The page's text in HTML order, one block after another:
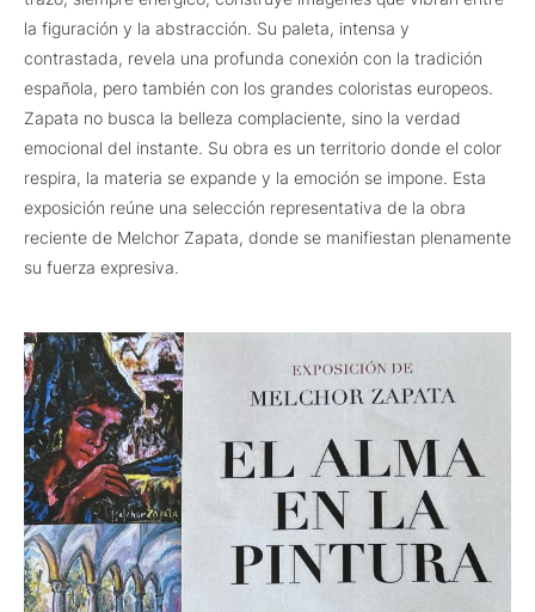
la figuración y la abstracción. Su paleta, intensa y
contrastada, revela una profunda conexión con la tradición
española, pero también con los grandes coloristas europeos.
Zapata no busca la belleza complaciente, sino la verdad
emocional del instante. Su obra es un territorio donde el color
respira, la materia se expande y la emoción se impone. Esta
exposición reúne una selección representativa de la obra
reciente de Melchor Zapata, donde se manifiestan plenamente
su fuerza expresiva.